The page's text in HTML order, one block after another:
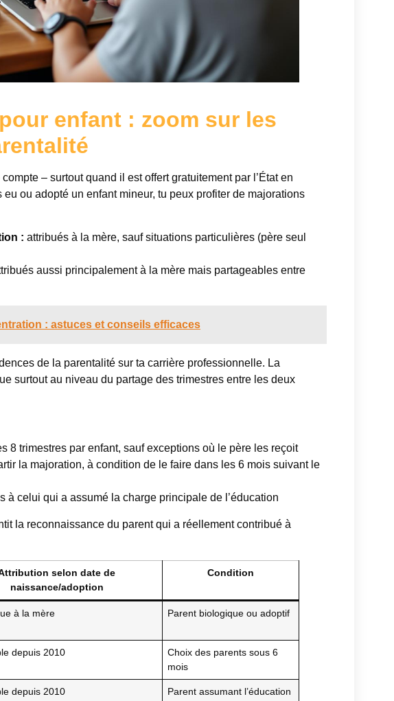
enfant : zoom sur les
– surtout quand il est offert gratuitement par l’État en
ou adopté un enfant mineur, tu peux profiter de majorations
: attribués à la mère, sauf situations particulières (père seul
aussi principalement à la mère mais partageables entre
: astuces et conseils efficaces
de la parentalité sur ta carrière professionnelle. La
surtout au niveau du partage des trimestres entre les deux
8 trimestres par enfant, sauf exceptions où le père les reçoit
la majoration, à condition de le faire dans les 6 mois suivant le
à celui qui a assumé la charge principale de l’éducation
la reconnaissance du parent qui a réellement contribué à
selon date de
naissance/adoption
Condition
à la mère Parent biologique ou adoptif
depuis 2010
Choix des parents sous 6
mois
depuis 2010 Parent assumant l’éducation